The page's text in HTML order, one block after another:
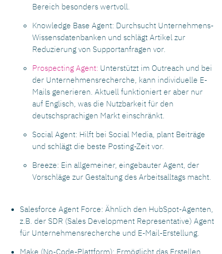
Bereich besonders wertvoll.
Knowledge Base Agent: Durchsucht Unternehmens-
Wissensdatenbanken und schlägt Artikel zur
Reduzierung von Supportanfragen vor.
Prospecting Agent: Unterstützt im Outreach und bei
der Unternehmensrecherche, kann individuelle E-
Mails generieren. Aktuell funktioniert er aber nur
auf Englisch, was die Nutzbarkeit für den
deutschsprachigen Markt einschränkt.
Social Agent: Hilft bei Social Media, plant Beiträge
und schlägt die beste Posting-Zeit vor.
Breeze: Ein allgemeiner, eingebauter Agent, der
Vorschläge zur Gestaltung des Arbeitsalltags macht.
Salesforce Agent Force: Ähnlich den HubSpot-Agenten,
z.B. der SDR (Sales Development Representative) Agent
für Unternehmensrecherche und E-Mail-Erstellung.
Make (No-Code-Plattform): Ermöglicht das Erstellen